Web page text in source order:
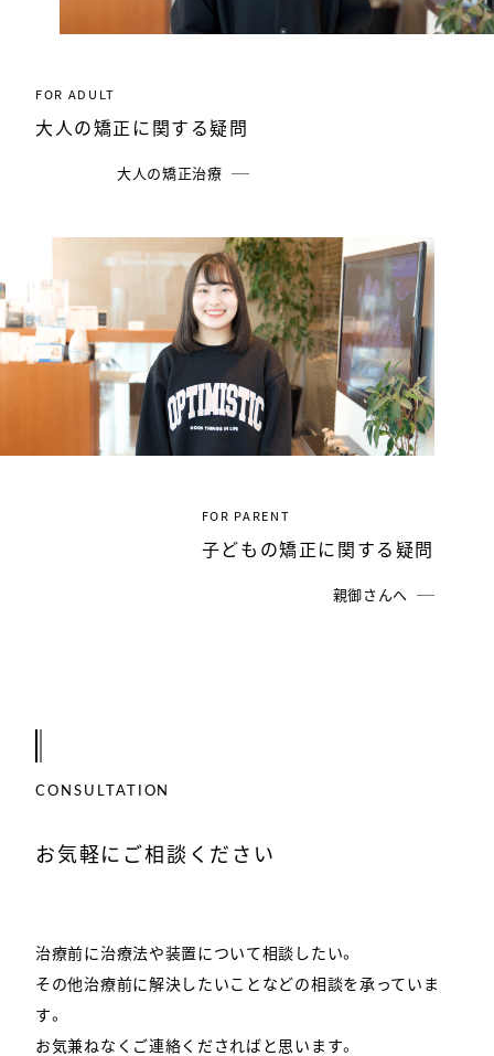
FOR ADULT
大人の矯正に関する疑問
大人の矯正治療
FOR PARENT
子どもの矯正に関する疑問
親御さんへ
CONSULTATION
お気軽にご相談ください
治療前に治療法や装置について相談したい。
その他治療前に解決したいことなどの相談を承っていま
す。
お気兼ねなくご連絡くださればと思います。